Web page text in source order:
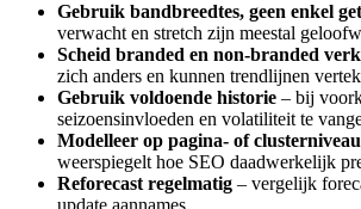
Gebruik bandbreedtes, geen enkel
verwacht en stretch zijn meestal
Scheid branded en non-branded
zich anders en kunnen trendlijnen
Gebruik voldoende historie – bij
seizoensinvloeden en volatiliteit te
Modelleer op pagina- of
weerspiegelt hoe SEO daadwerkelijk
Reforecast regelmatig – vergelijk